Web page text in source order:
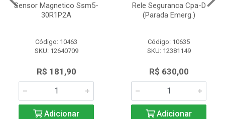
Sensor Magnetico Ssm5-
30R1P2A
Código: 10463
SKU: 12640709
R$ 181,90
Adicionar
Rele Seguranca Cpa-D
(Parada Emerg.)
Código: 10635
SKU: 12381149
R$ 630,00
Adicionar